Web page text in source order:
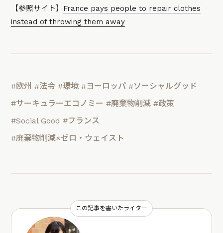
【参照サイト】 France pays people to repair clothes
instead of throwing them away
#欧州 #法令 #環境 #ヨーロッパ #ソーシャルグッド
#サーキュラーエコノミー #廃棄物削減 #政策
#Social Good #フランス
#廃棄物削減×ゼロ・ウェイスト
この記事を書いたライター